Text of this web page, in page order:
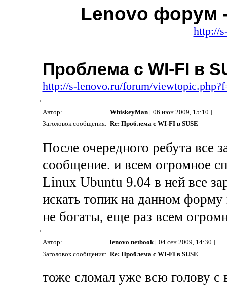
Lenovo форум
http://
Проблема с WI-FI в
http://s-lenovo.ru/forum/
Автор: WhiskeyMan[ 06 июн 2009, 15:10 ]
Заголовок сообщения: Re: Проблема с WI-FI в SUSE
После очередного ребута все
сообщение. и всем огромное
Linux Ubuntu 9.04 в ней все
искать топик на данном
не богаты, еще раз всем
Автор: lenovo netbook[ 04 сен 2009, 14:30 ]
Заголовок сообщения: Re: Проблема с WI-FI в SUSE
тоже сломал уже всю голову с